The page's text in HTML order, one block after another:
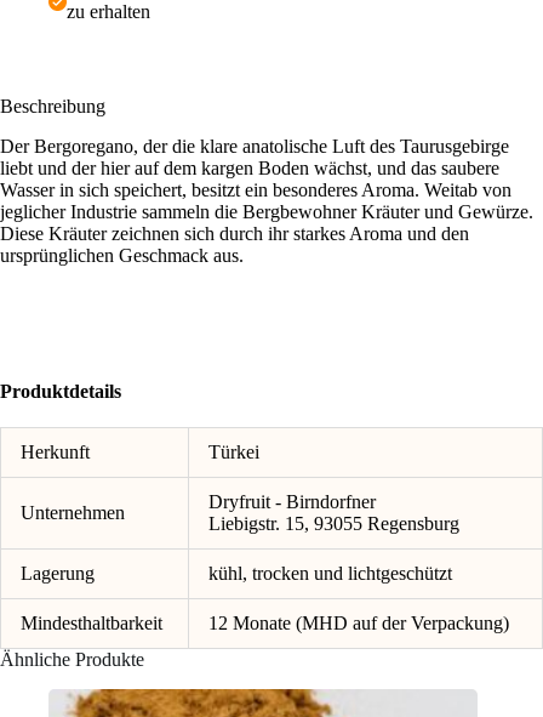
zu erhalten
Beschreibung
Der Bergoregano, der die klare anatolische Luft des Taurusgebirge
liebt und der hier auf dem kargen Boden wächst, und das saubere
Wasser in sich speichert, besitzt ein besonderes Aroma. Weitab von
jeglicher Industrie sammeln die Bergbewohner Kräuter und Gewürze.
Diese Kräuter zeichnen sich durch ihr starkes Aroma und den
ursprünglichen Geschmack aus.
Produktdetails
Herkunft Türkei
Unternehmen
Dryfruit - Birndorfner
Liebigstr. 15, 93055 Regensburg
Lagerung kühl, trocken und lichtgeschützt
Mindesthaltbarkeit
12 Monate (MHD auf der Verpackung)
Ähnliche Produkte